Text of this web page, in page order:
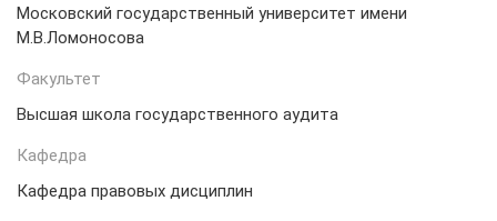
Московский государственный университет имени
М.В.Ломоносова
Факультет
Высшая школа государственного аудита
Кафедра
Кафедра правовых дисциплин